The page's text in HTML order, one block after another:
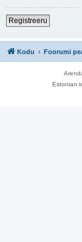
Registreeru
Kodu Foorumi
Estonian